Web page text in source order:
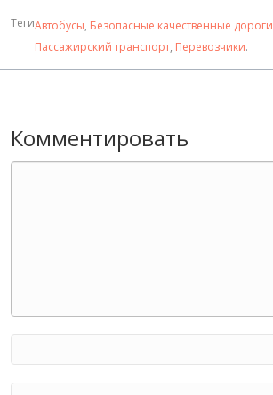
ТегиАвтобусы, Безопасные качественные дороги
Пассажирский транспорт, Перевозчики.
Комментировать